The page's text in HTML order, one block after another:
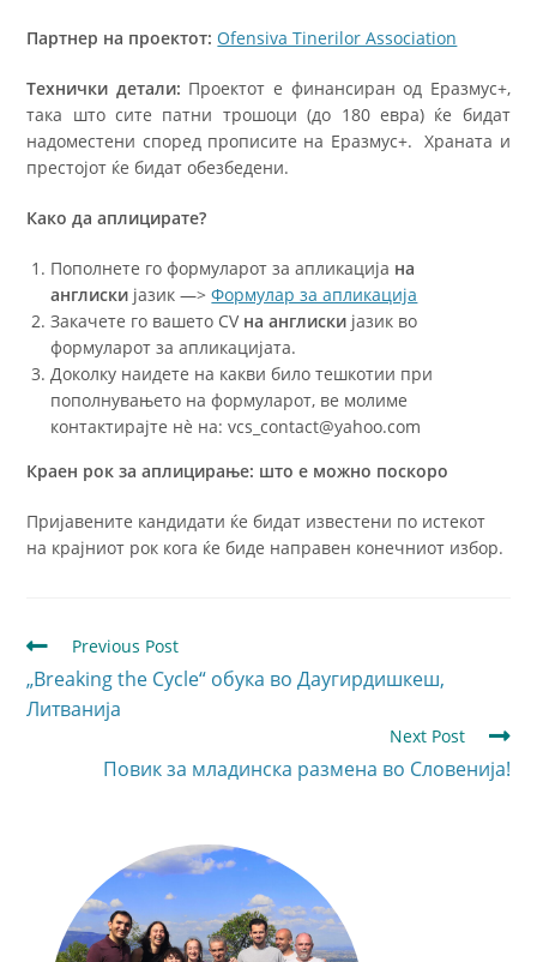
Партнер на проектот: Ofensiva Tinerilor Association
Технички детали: Проектот е финансиран од Еразмус+,
така што сите патни трошоци (до 180 евра) ќе бидат
надоместени според прописите на Еразмус+. Храната и
престојот ќе бидат обезбедени.
Како да аплицирате?
Пополнете го формуларот за апликација на
англиски јазик —>Формулар за апликација
Закачете го вашето CV на англиски јазик во
формуларот за апликацијата.
Доколку наидете на какви било тешкотии при
пополнувањето на формуларот, ве молиме
контактирајте нè на: vcs_contact@yahoo.com
Краен рок за аплицирање: што е можно поскоро
Пријавените кандидати ќе бидат известени по истекот
на крајниот рок кога ќе биде направен конечниот избор.
Previous Post
„Breaking the Cycle“ обука во Даугирдишкеш,
Литванија
Next Post
Повик за младинска размена во Словенија!